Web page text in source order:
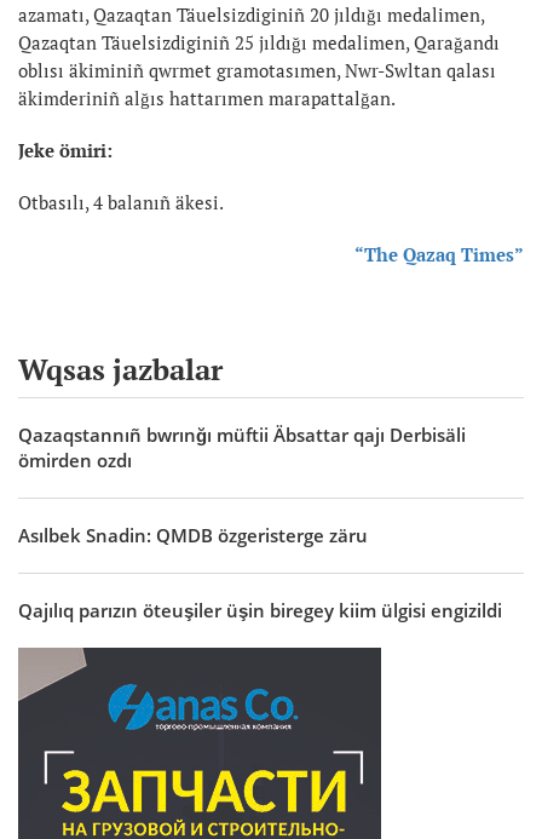
azamatı, Qazaqtan Täuelsizdiginiñ 20 jıldığı medalimen,
Qazaqtan Täuelsizdiginiñ 25 jıldığı medalimen, Qarağandı
oblısı äkiminiñ qwrmet gramotasımen, Nwr-Swltan qalası
äkimderiniñ alğıs hattarımen marapattalğan.
Jeke ömiri:
Otbasılı, 4 balanıñ äkesi.
“The Qazaq Times”
Wqsas jazbalar
Qazaqstannıñ bwrınğı müftii Äbsattar qajı Derbisäli
ömirden ozdı
Asılbek Snadin: QMDB özgeristerge zäru
Qajılıq parızın öteuşiler üşin biregey kiim ülgisi engizildi